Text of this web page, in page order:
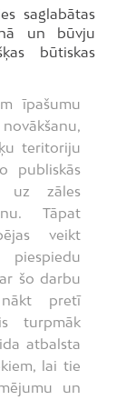
saglabātas
un būvju
būtiskas
īpašumu
teritoriju
publiskās
uz zāles
Tāpat
veikt
šo darbu
pretī
turpmāk
atbalsta
lai tie
un